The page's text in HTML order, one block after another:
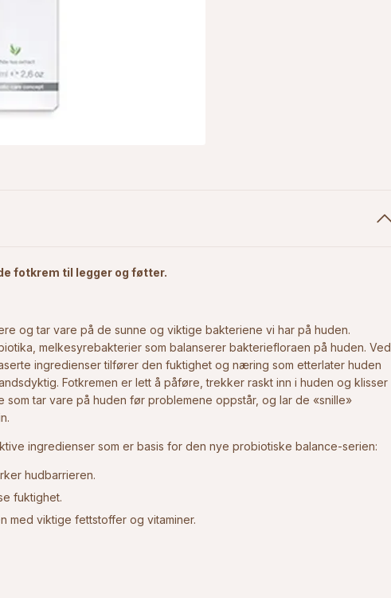
fotkrem til legger og føtter.
og tar vare på de sunne og viktige bakteriene vi har på huden.
melkesyrebakterier som balanserer bakteriefloraen på huden. Ved
ingredienser tilfører den fuktighet og næring som etterlater huden
Fotkremen er lett å påføre, trekker raskt inn i huden og klisser
som tar vare på huden før problemene oppstår, og lar de «snille»
ingredienser som er basis for den nye probiotiske balance-serien:
hudbarrieren.
fuktighet.
med viktige fettstoffer og vitaminer.